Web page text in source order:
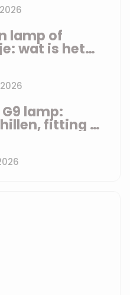
lamp of
wat is het
lamp:
fitting en